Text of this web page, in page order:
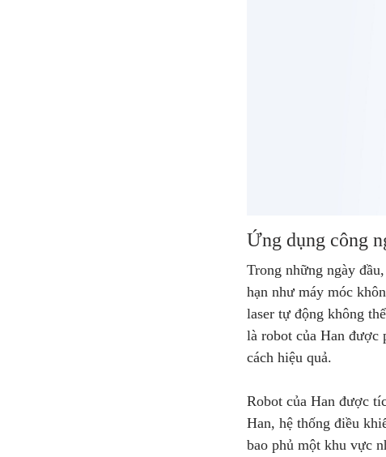
Ứng dụng công
Trong những ngày
hạn như máy móc
laser tự động không
là robot của Han được
cách hiệu quả.
Robot của Han được
Han, hệ thống điều
bao phủ một khu vực